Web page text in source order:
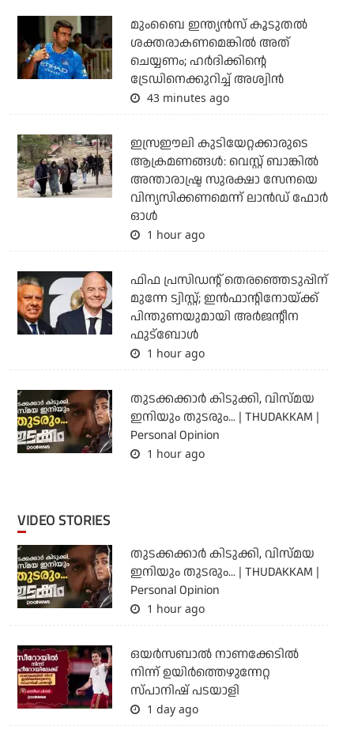
മുംബൈ ഇന്ത്യന്‍സ് കൂടുതല്‍
ശക്തരാകണമെങ്കില്‍ അത്
ചെയ്യണം; ഹര്‍ദിക്കിന്റെ
ട്രേഡിനെക്കുറിച്ച് അശ്വിന്‍
43 minutes ago
ഇസ്രഈലി കുടിയേറ്റക്കാരുടെ
ആക്രമണങ്ങള്‍: വെസ്റ്റ് ബാങ്കില്‍
അന്താരാഷ്ട്ര സുരക്ഷാ സേനയെ
വിന്യസിക്കണമെന്ന് ലാന്‍ഡ് ഫോര്‍
ഓള്‍
1 hour ago
ഫിഫ പ്രസിഡന്റ് തെരഞ്ഞെടുപ്പിന്
മുന്നേ ട്വിസ്റ്റ്; ഇന്‍ഫാന്റിനോയ്ക്ക്
പിന്തുണയുമായി അര്‍ജന്റീന
ഫുട്‌ബോള്‍
1 hour ago
തുടക്കക്കാര്‍ കിടുക്കി, വിസ്മയ
ഇനിയും തുടരും... | THUDAKKAM |
Personal Opinion
1 hour ago
VIDEO STORIES
തുടക്കക്കാര്‍ കിടുക്കി, വിസ്മയ
ഇനിയും തുടരും... | THUDAKKAM |
Personal Opinion
1 hour ago
ഒയര്‍സബാൽ നാണക്കേടിൽ
നിന്ന് ഉയിർത്തെഴുന്നേറ്റ
സ്പാനിഷ് പടയാളി
1 day ago